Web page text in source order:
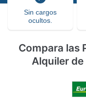
Sin cargos
ocultos.
Compara las
Alquiler